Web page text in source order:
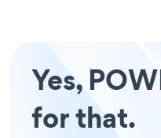
Yes,
for that.